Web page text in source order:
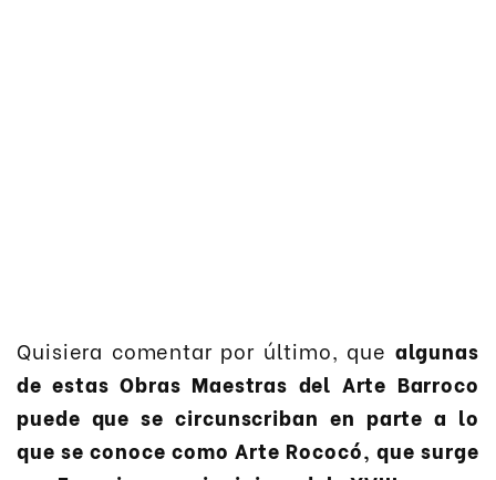
Quisiera comentar por último, que algunas
de estas Obras Maestras del Arte Barroco
puede que se circunscriban en parte a lo
que se conoce como Arte Rococó, que surge